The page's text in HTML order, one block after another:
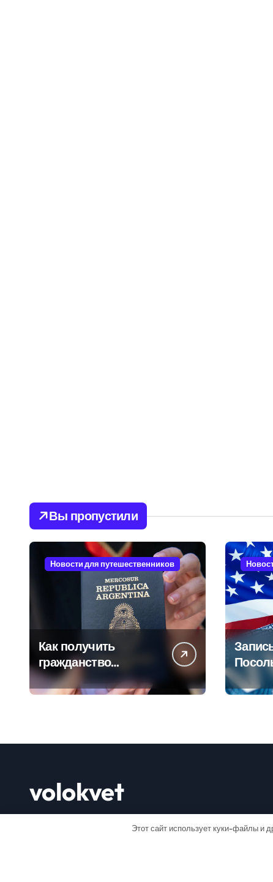
Вы пропустили
Новости для путешественников
Как получить
гражданство
Аргентины: Полное
руководство
volokvet
Этот сайт использует куки-файлы и